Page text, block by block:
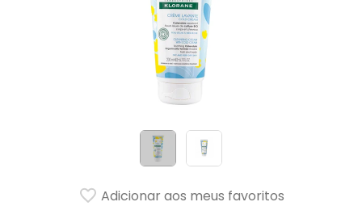
Adicionar aos meus favoritos